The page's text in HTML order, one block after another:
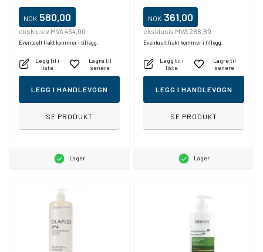
NOK 580,00
eksklusiv MVA 464,00
Eventuelt frakt kommer i tillegg.
Legg til i
liste
Lagre til
senere
LEGG I HANDLEVOGN
SE PRODUKT
Lager
NOK 361,00
eksklusiv MVA 288,80
Eventuelt frakt kommer i tillegg.
Legg til i
liste
Lagre til
senere
LEGG I HANDLEVOGN
SE PRODUKT
Lager